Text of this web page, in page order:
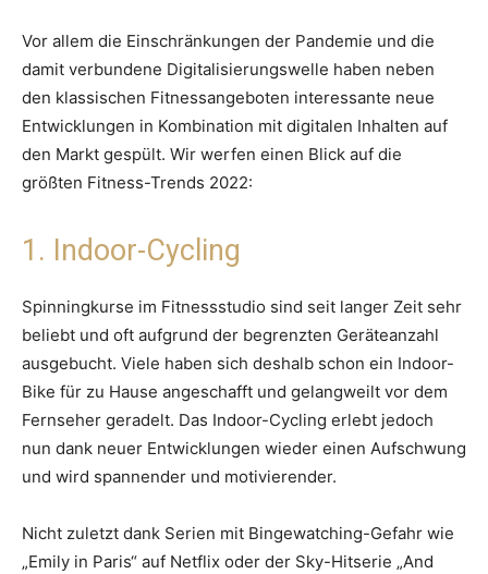
Vor allem die Einschränkungen der Pandemie und die
damit verbundene Digitalisierungswelle haben neben
den klassischen Fitnessangeboten interessante neue
Entwicklungen in Kombination mit digitalen Inhalten auf
den Markt gespült. Wir werfen einen Blick auf die
größten Fitness-Trends 2022:
1. Indoor-Cycling
Spinningkurse im Fitnessstudio sind seit langer Zeit sehr
beliebt und oft aufgrund der begrenzten Geräteanzahl
ausgebucht. Viele haben sich deshalb schon ein Indoor-
Bike für zu Hause angeschafft und gelangweilt vor dem
Fernseher geradelt. Das Indoor-Cycling erlebt jedoch
nun dank neuer Entwicklungen wieder einen Aufschwung
und wird spannender und motivierender.
Nicht zuletzt dank Serien mit Bingewatching-Gefahr wie
„Emily in Paris“ auf Netflix oder der Sky-Hitserie „And